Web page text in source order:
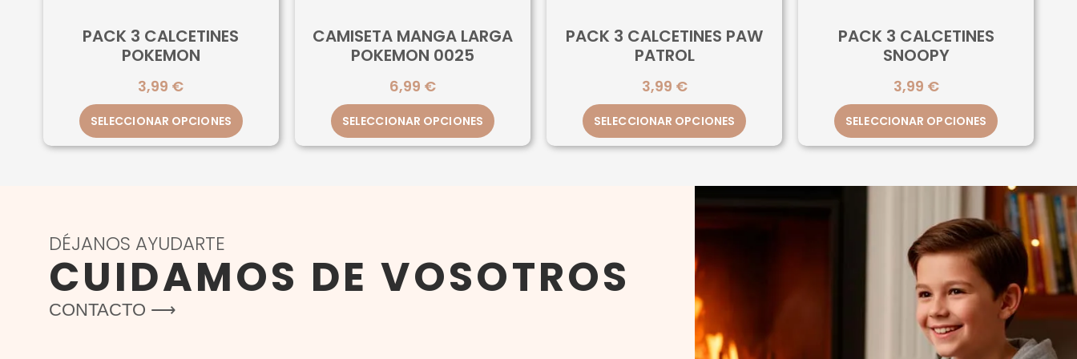
PACK 3 CALCETINES
POKEMON
3,99 €
SELECCIONAR OPCIONES
CAMISETA MANGA LARGA
POKEMON 0025
6,99 €
SELECCIONAR OPCIONES
PACK 3 CALCETINES PAW
PATROL
3,99 €
SELECCIONAR OPCIONES
PACK 3 CALCETINES
SNOOPY
3,99 €
SELECCIONAR OPCIONES
DÉJANOS AYUDARTE
CUIDAMOS DE VOSOTROS
CONTACTO ⟶